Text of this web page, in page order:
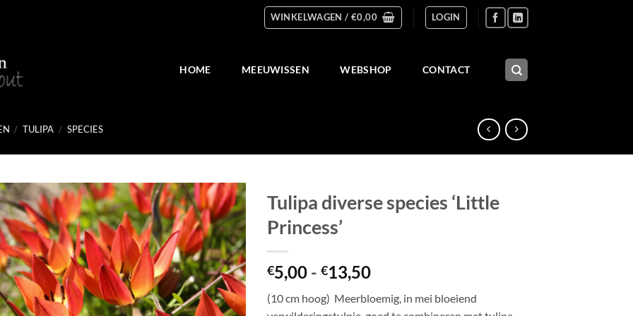
WINKELWAGEN / €0,00 LOGIN
HOME MEEUWISSEN WEBSHOP CONTACT
/ TULIPA / SPECIES
Toevoegen
aan
verlanglijst
Tulipa diverse species ‘Little
Princess’
€5,00 - €13,50Prijsklasse:
tot
(10 cm hoog) Meerbloemig, in mei bloeiend